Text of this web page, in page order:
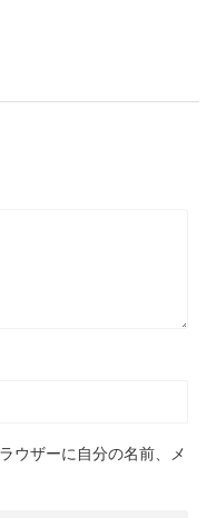
ウザーに自分の名前、メ